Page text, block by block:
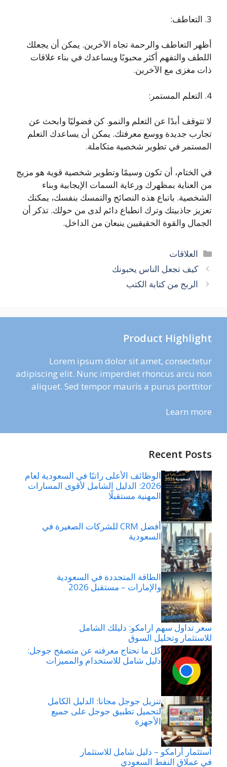
3. التعاطف:
أظهر التعاطف والرحمة تجاه الآخرين. يمكن أن يجعلك
اللطف والتفهم أكثر محبوبًا ويساعدك في بناء علاقات
ذات مغزى مع الآخرين.
4. التعلم المستمر:
لا تتوقف أبدًا عن التعلم والنمو. كن فضوليًا وابحث عن
تجارب جديدة ووسع معرفتك. يمكن أن يساعدك التعلم
المستمر في تطوير شخصية متكاملة.
في الختام، أن تكون وسيمًا وتطوير شخصية قوية هو مزيج
من العناية بمظهرك ورعاية السمات الإيجابية وبناء
الشخصية. باتباع هذه النصائح والتمسك بنفسك، يمكنك
تعزيز جاذبيتك وترك انطباع دائم لدى من حولك. تذكر أن
الجمال والقوة الحقيقيين ينبعان من الداخل.
التصنيفات
العلاقات
كيف تجعل الناس يحبونك
الربح من كتابة الكتب
Product Highlight
Lorem ipsum dolor sit amet, consectetur
adipiscing elit. Nunc imperdiet rhoncus arcu non
aliquet. Sed tempor mauris a purus porttitor
Learn more
Recent Posts
الوظائف الأعلى راتبًا في السعودية لعام
2026: الدليل الشامل لأقوى المسارات
المهنية مستقبلًا
أفضل CRM للشركات الصغيرة في
السعودية
الطاقة المتجددة في السعودية
والإمارات – مستقبل 2026
سعر تداول سهم ارامكو: دليلك الشامل
للاستثمار وتحليل السوق
كل ما تحتاج معرفته عن متصفح جوجل:
دليل شامل للاستخدام والمميزات
تنزيل جوجل مجانا: الدليل الكامل
لتحميل تطبيق جوجل على جميع
الأجهزة
استثمار أرامكو – دليل شامل للاستثمار
في عملاق النفط السعودي